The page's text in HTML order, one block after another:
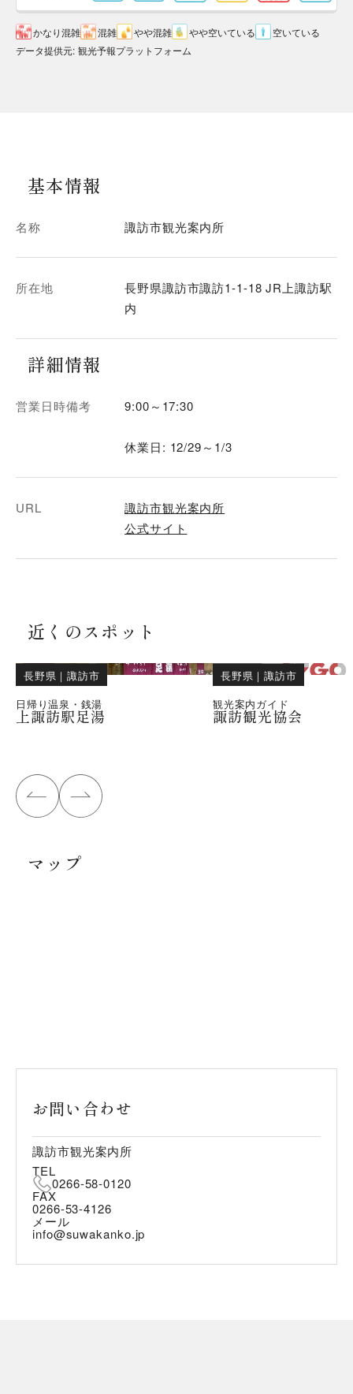
かなり混雑 混雑 やや混雑 やや空いている
空いている
データ提供元: 観光予報プラットフォーム
基本情報
名称 諏訪市観光案内所
所在地
長野県諏訪市諏訪1-1-18 JR上諏訪駅
内
詳細情報
営業日時備考 9:00～17:30
休業日: 12/29～1/3
URL
諏訪市観光案内所
公式サイト
近くのスポット
長野県 ｜諏訪市
日帰り温泉・銭湯
上諏訪駅足湯
長野県 ｜諏訪市
観光案内ガイド
諏訪観光協会
マップ
お問い合わせ
諏訪市観光案内所
TEL
0266-58-0120
FAX
0266-53-4126
メール
info@suwakanko.jp